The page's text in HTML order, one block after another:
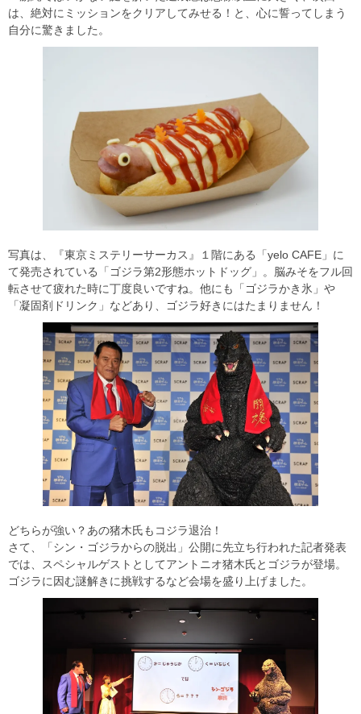
は、絶対にミッションをクリアしてみせる！と、心に誓ってしまう
自分に驚きました。
写真は、『東京ミステリーサーカス』１階にある「yelo CAFE」に
て発売されている「ゴジラ第2形態ホットドッグ」。脳みそをフル回
転させて疲れた時に丁度良いですね。他にも「ゴジラかき氷」や
「凝固剤ドリンク」などあり、ゴジラ好きにはたまりません！
どちらが強い？あの猪木氏もコジラ退治！
さて、「シン・ゴジラからの脱出」公開に先立ち行われた記者発表
では、スペシャルゲストとしてアントニオ猪木氏とゴジラが登場。
ゴジラに因む謎解きに挑戦するなど会場を盛り上げました。